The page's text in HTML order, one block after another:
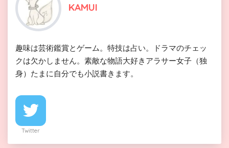
KAMUI
趣味は芸術鑑賞とゲーム。特技は占い。ドラマのチェッ
クは欠かしません。素敵な物語大好きアラサー女子（独
身）たまに自分でも小説書きます。
Twitter